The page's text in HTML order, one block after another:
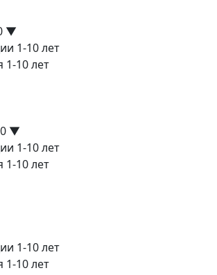
▼
1-10 лет
1-10 лет
▼
1-10 лет
1-10 лет
1-10 лет
1-10 лет